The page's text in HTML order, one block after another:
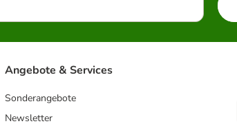
Angebote & Services
Sonderangebote
Newsletter